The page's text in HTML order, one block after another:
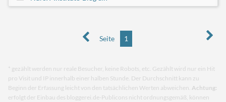
Seite 1
* gezählt werden nur reale Besucher, keine Robots, etc. Gezählt wird nur ein Hit
pro Visit und IP innerhalb einer halben Stunde. Der Durchschnitt kann zu
Beginn der Erfassung leicht von den tatsächlichen Werten abweichen. Achtung:
erfolgt der Einbau des bloggerei.de-Publicons nicht ordnungsgemäß, können